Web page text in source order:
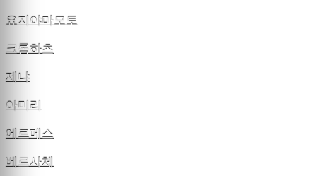
요지야마모토
크롬하츠
제냐
아미리
에르메스
베르사체